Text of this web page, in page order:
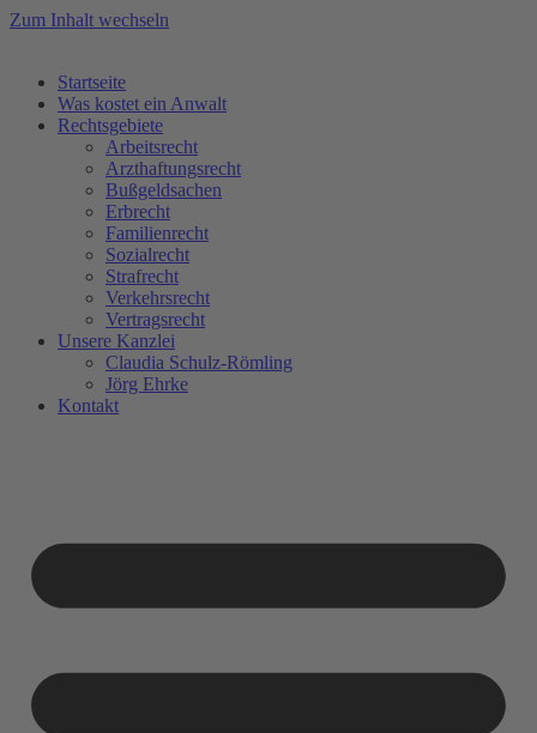
Zum Inhalt wechseln
Startseite
Was kostet ein Anwalt
Rechtsgebiete
Arbeitsrecht
Arzthaftungsrecht
Bußgeldsachen
Erbrecht
Familienrecht
Sozialrecht
Strafrecht
Verkehrsrecht
Vertragsrecht
Unsere Kanzlei
Claudia Schulz-Römling​
Jörg Ehrke
Kontakt